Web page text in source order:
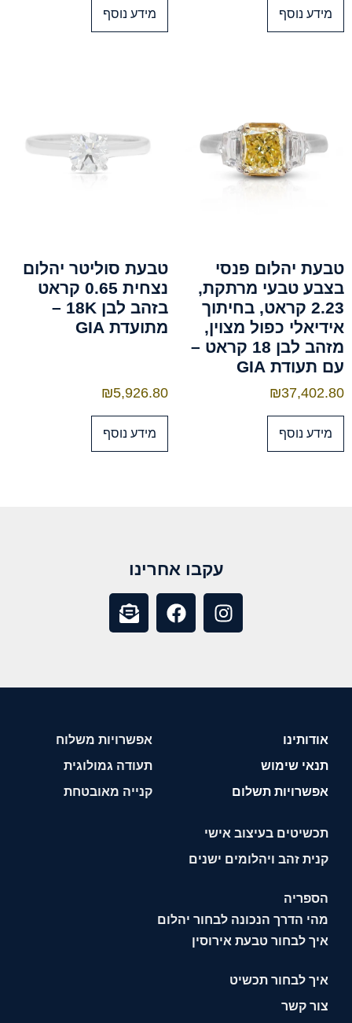
מידע נוסף מידע נוסף
טבעת יהלום פנסי
בצבע טבעי מרתקת,
2.23 קראט, בחיתוך
אידיאלי כפול מצוין,
מזהב לבן 18 קראט –
עם תעודת GIA
₪37,402.80
מידע נוסף
טבעת סוליטר יהלום
נצחית 0.65 קראט
בזהב לבן 18K –
מתועדת GIA
₪5,926.80
מידע נוסף
עקבו אחרינו
אודותינו
תנאי שימוש
אפשרויות תשלום
אפשרויות משלוח
תעודה גמולוגית
קנייה מאובטחת
תכשיטים בעיצוב אישי
קנית זהב ויהלומים ישנים
הספריה
מהי הדרך הנכונה לבחור יהלום
איך לבחור טבעת אירוסין
איך לבחור תכשיט
צור קשר